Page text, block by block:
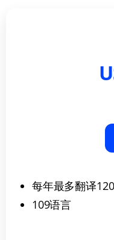
每年最多翻译
109语言